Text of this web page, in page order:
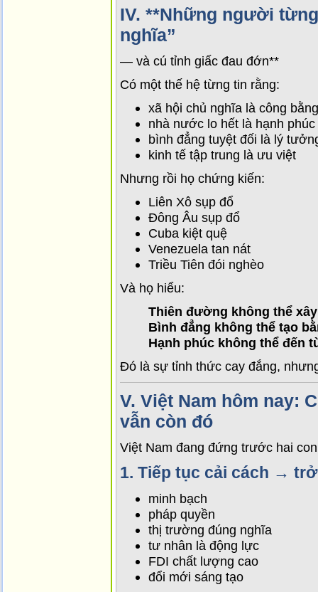
IV. **Những người
nghĩa”
— và cú tỉnh giấc đau đớn**
Có một thế hệ từng tin rằng:
xã hội chủ nghĩa là công bằng
nhà nước lo hết là hạnh phúc
bình đẳng tuyệt đối là lý
kinh tế tập trung là ưu việt
Nhưng rồi họ chứng kiến:
Liên Xô sụp đổ
Đông Âu sụp đổ
Cuba kiệt quệ
Venezuela tan nát
Triều Tiên đói nghèo
Và họ hiểu:
Thiên đường không thể
Bình đẳng không thể tạo
Hạnh phúc không thể đến
Đó là sự tỉnh thức cay đắng,
V. Việt Nam hôm nay:
vẫn còn đó
Việt Nam đang đứng trước hai
1. Tiếp tục cải cách →
minh bạch
pháp quyền
thị trường đúng nghĩa
tư nhân là động lực
FDI chất lượng cao
đổi mới sáng tạo